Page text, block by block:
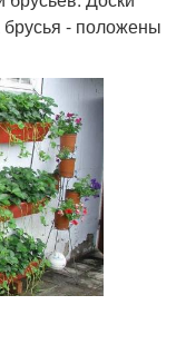
- положены